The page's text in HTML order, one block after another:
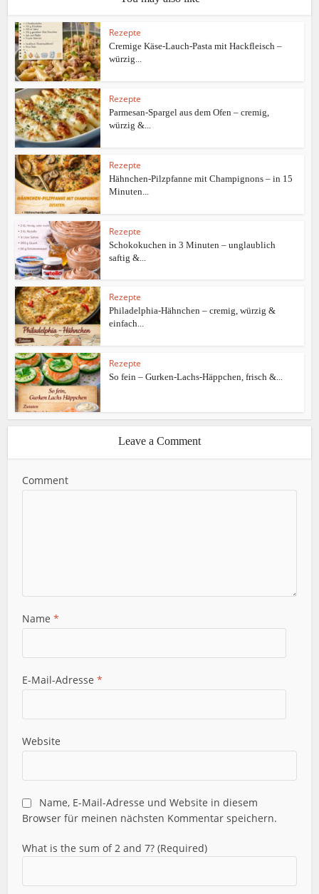
Rezepte
Cremige Käse-Lauch-Pasta mit Hackfleisch –
würzig...
Rezepte
Parmesan-Spargel aus dem Ofen – cremig,
würzig &...
Rezepte
Hähnchen-Pilzpfanne mit Champignons – in 15
Minuten...
Rezepte
Schokokuchen in 3 Minuten – unglaublich
saftig &...
Rezepte
Philadelphia-Hähnchen – cremig, würzig &
einfach...
Rezepte
So fein – Gurken-Lachs-Häppchen, frisch &...
Leave a Comment
Comment
Name*
E-Mail-Adresse*
Website
Name, E-Mail-Adresse und Website in diesem
Browser für meinen nächsten Kommentar speichern.
What is the sum of 2 and 7? (Required)